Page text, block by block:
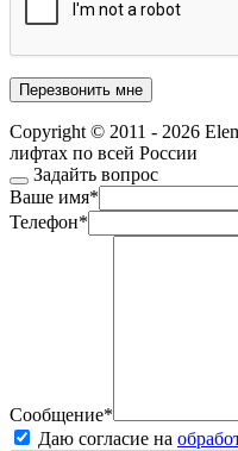
Copyright © 2011 - 2026
лифтах по всей России
Задайть вопрос
Ваше имя*
Телефон*
Сообщение*
Даю согласие на